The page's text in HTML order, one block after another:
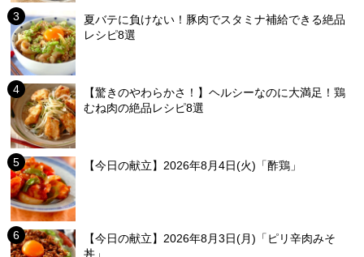
夏バテに負けない！豚肉でスタミナ補給できる絶品
レシピ8選
【驚きのやわらかさ！】ヘルシーなのに大満足！鶏
むね肉の絶品レシピ8選
【今日の献立】2026年8月4日(火)「酢鶏」
【今日の献立】2026年8月3日(月)「ピリ辛肉みそ
丼」